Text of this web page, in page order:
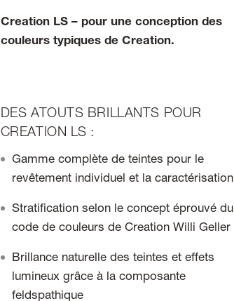
Creation LS – pour une conception des
couleurs typiques de Creation.
DES ATOUTS BRILLANTS POUR
CREATION LS :
Gamme complète de teintes pour le
revêtement individuel et la caractérisation
Stratification selon le concept éprouvé du
code de couleurs de Creation Willi Geller
Brillance naturelle des teintes et effets
lumineux grâce à la composante
feldspathique